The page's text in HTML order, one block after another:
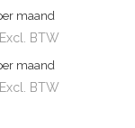
maand
Excl. BTW
maand
Excl. BTW